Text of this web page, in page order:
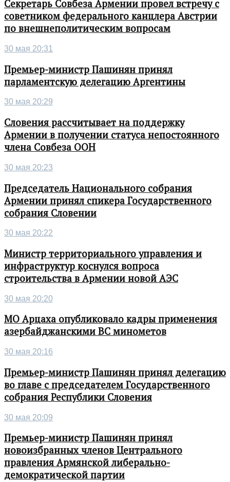
Секретарь Совбеза Армении провел встречу с
советником федерального канцлера Австрии
по внешнеполитическим вопросам
30 мая 20:31
Премьер-министр Пашинян принял
парламентскую делегацию Аргентины
30 мая 20:29
Словения рассчитывает на поддержку
Армении в получении статуса непостоянного
члена Совбеза ООН
30 мая 20:23
Председатель Национального собрания
Армении принял спикера Государственного
собрания Словении
30 мая 20:22
Министр территориального управления и
инфраструктур коснулся вопроса
строительства в Армении новой АЭС
30 мая 20:20
МО Арцаха опубликовало кадры применения
азербайджанскими ВС минометов
30 мая 20:16
Премьер-министр Пашинян принял делегацию
во главе с председателем Государственного
собрания Республики Словения
30 мая 20:09
Премьер-министр Пашинян принял
новоизбранных членов Центрального
правления Армянской либерально-
демократической партии